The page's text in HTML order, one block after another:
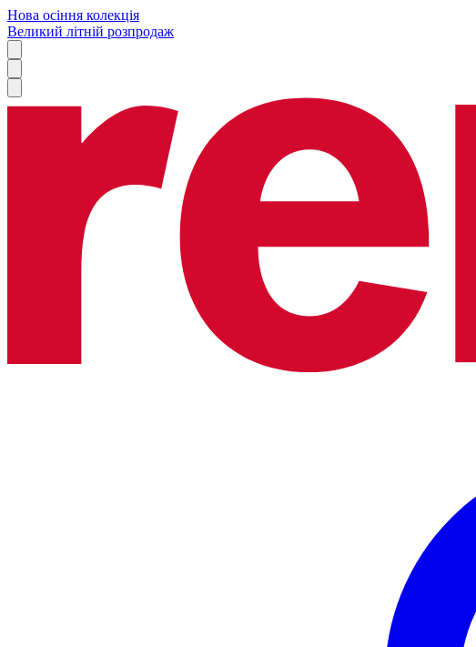
Нова осіння колекція
Великий літній розпродаж